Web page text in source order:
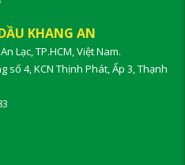
KHANG AN
Lạc, TP.HCM, Việt Nam.
số 4, KCN Thịnh Phát, Ấp 3, Thạnh